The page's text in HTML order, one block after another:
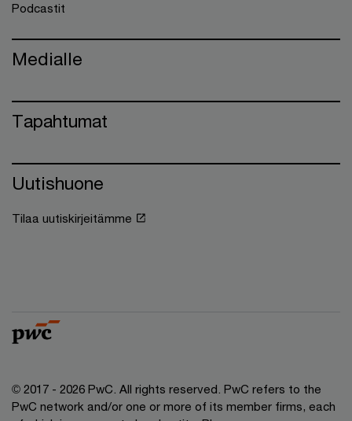
Podcastit
Medialle
Tapahtumat
Uutishuone
Tilaa uutiskirjeitämme
© 2017 - 2026 PwC. All rights reserved. PwC refers to the
PwC network and/or one or more of its member firms, each